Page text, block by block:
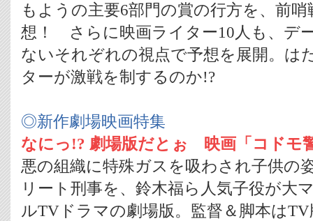
もようの主要6部門の賞の行方を、前
想！ さらに映画ライター10人も、デ
ないそれぞれの視点で予想を展開。は
ターが激戦を制するのか!?
◎新作劇場映画特集
なにっ!? 劇場版だとぉ 映画「コドモ
悪の組織に特殊ガスを吸わされ子供の
リート刑事を、鈴木福ら人気子役が大
ルTVドラマの劇場版。監督＆脚本は